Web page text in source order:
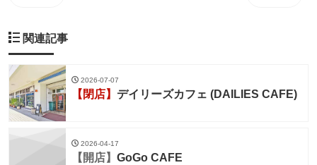
関連記事
2026-07-07
【閉店】 デイリーズカフェ (DAILIES CAFE)
2026-04-17
【開店】 GoGo CAFE